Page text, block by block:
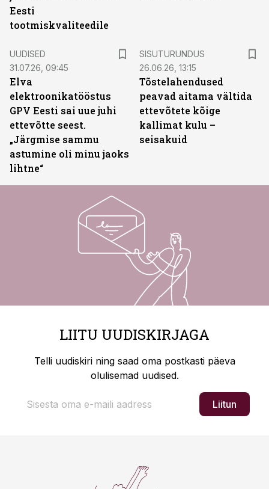
Eesti
tootmiskvaliteedile
UUDISED
31.07.26, 09:45
Elva
elektroonikatööstus
GPV Eesti sai uue juhi
ettevõtte seest.
„Järgmise sammu
astumine oli minu jaoks
lihtne“
SISUTURUNDUS
26.06.26, 13:15
Tõstelahendused
peavad aitama vältida
ettevõtete kõige
kallimat kulu –
seisakuid
LIITU UUDISKIRJAGA
Telli uudiskiri ning saad oma postkasti päeva
olulisemad uudised.
Liitun